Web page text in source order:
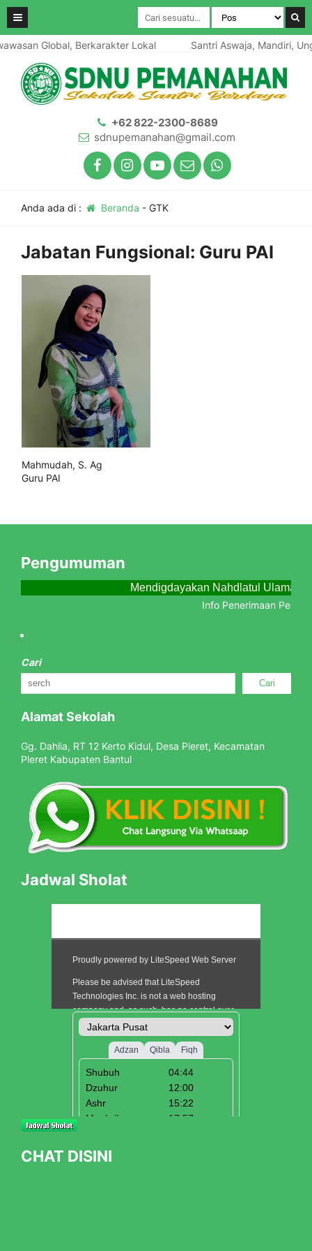
Global, Berkarakter Lokal Santri Aswaja, Mandiri,
+62 822-2300-8689
sdnupemanahan@gmail.com
Anda ada di : Beranda - GTK
Jabatan Fungsional: Guru PAI
Mahmudah, S. Ag
Guru PAI
Pengumuman
Mendigdayakan Nahdlatul Ulama
Info Penerimaan
Cari
Cari
Alamat Sekolah
Gg. Dahlia, RT 12 Kerto Kidul, Desa Pleret, Kecamatan
Pleret Kabupaten Bantul
Jadwal Sholat
CHAT DISINI